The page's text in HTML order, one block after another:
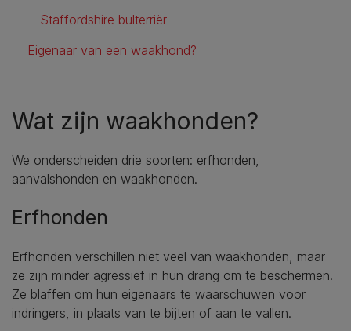
Staffordshire bulterriër
Eigenaar van een waakhond?
Wat zijn waakhonden?
We onderscheiden drie soorten: erfhonden,
aanvalshonden en waakhonden.
Erfhonden
Erfhonden verschillen niet veel van waakhonden, maar
ze zijn minder agressief in hun drang om te beschermen.
Ze blaffen om hun eigenaars te waarschuwen voor
indringers, in plaats van te bijten of aan te vallen.